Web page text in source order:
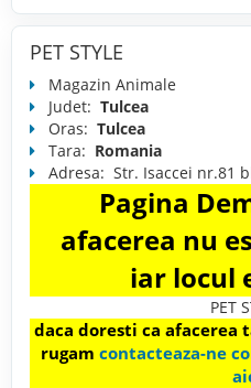
PET STYLE
Magazin Animale
Judet: Tulcea
Oras: Tulcea
Tara: Romania
Adresa: Str. Isaccei nr.81
Pagina
afacerea nu
iar locul
PET
daca doresti ca afacerea
rugam contacteaza-ne